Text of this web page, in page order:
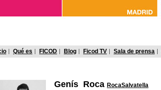
Genís Roca RocaSalvatella
Qué es FICOD Blog Ficod TV Sala de prensa